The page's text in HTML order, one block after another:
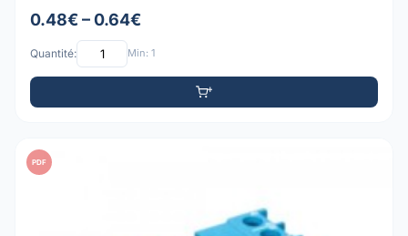
0.48€ – 0.64€
Quantité: Min: 1
PDF